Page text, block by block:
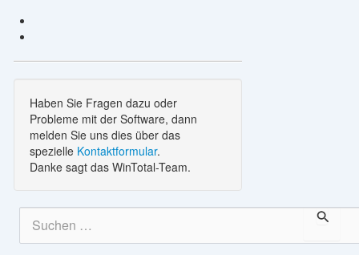
Haben Sie Fragen dazu oder
Probleme mit der Software, dann
melden Sie uns dies über das
spezielle Kontaktformular.
Danke sagt das WinTotal-Team.
c